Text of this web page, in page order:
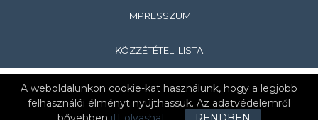
A weboldalunkon cookie-kat használunk, hogy a legjobb
felhasználói élményt nyújthassuk. Az adatvédelemről
IMPRESSZUM
KÖZZÉTÉTELI LISTA
Copyright © 2019 Egry József Általános Iskola és Alapfokú
Művészeti Iskola & Nagykanizsai Tankerületi Központ